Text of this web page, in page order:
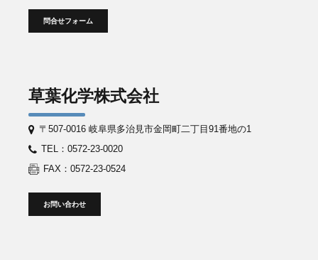
問合せフォーム
草葉化学株式会社
〒507-0016 岐阜県多治見市金岡町二丁目91番地の1
TEL：0572-23-0020
FAX：0572-23-0524
お問い合わせ